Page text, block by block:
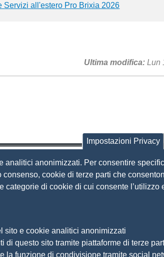
Servizi all'estero Pro Brixia 2026
Ultima modifica Lun
di Brescia
Bandi di concorso
Bandi di gara e contratti
Provvedimenti
Impostazioni Privacy
analitici anonimizzati. Per consentire
cookie di terze parti che
categorie di cookie di cui consente
sito e cookie analitici anonimizzati
di questo sito tramite piattaforme di terze
la funzione di condivisione tramite social